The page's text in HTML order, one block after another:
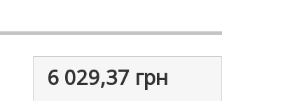
6 029,37 грн